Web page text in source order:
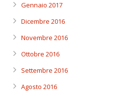
Gennaio 2017
Dicembre 2016
Novembre 2016
Ottobre 2016
Settembre 2016
Agosto 2016